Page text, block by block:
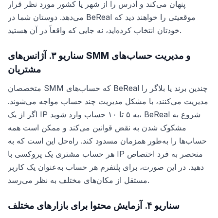
پنهان می‌کند و آدرس را از شهر یا کشور مورد نظر قرار
می‌دهد. دوستان شما در BeReal موقعیتی را خواهند دید که
خودتان انتخاب کرده‌اید، نه جایی که واقعاً در آن هستید.
سناریو ۳. آژانس‌های SMM و مدیریت حساب‌های
مشتریان
متخصصان SMM که حساب‌های BeReal چندین برند یا بلاگر را
مدیریت می‌کنند، با مشکل مدیریت چند حساب مواجه می‌شوند.
اگر از یک IP به ۵ تا ۱۰ حساب وارد شوید، BeReal شروع به
مشکوک شدن به نقض قوانین می‌کند و ممکن است همه
حساب‌ها را به‌طور همزمان مسدود کند. راه‌حل این است که به
هر حساب مشتری یک پروکسی با IP منحصر به فرد اختصاص
دهید. در این صورت، برای پلتفرم هر حساب به‌عنوان یک کاربر
مستقل از مکان‌های مختلف به نظر می‌رسد.
سناریو ۴. آزمایش محتوا برای بازارهای مختلف